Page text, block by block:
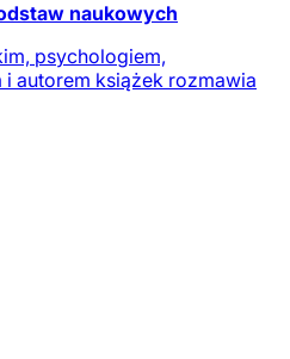
naukowych
psychologiem,
autorem książek rozmawia